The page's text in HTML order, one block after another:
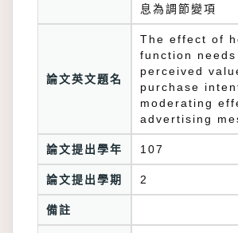
息為調節變項
論文英文題名
The effect of
function needs
perceived
purchase
moderating
advertising
論文提出學年 107
論文提出學期 2
備註